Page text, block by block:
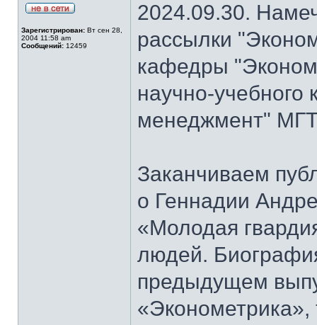
Зарегистрирован: Вт сен 28,
2004 11:58 am
Сообщений: 12459
2024.09.30.
рассылки
кафедры
научно-
менеджмент"
Заканчиваем
о Геннадии
«Молодая
людей.
предыдущем
«Эконометрика»,